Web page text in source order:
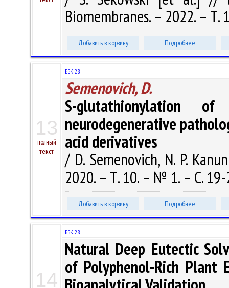
Biomembranes. – 2022. –
Добавить в корзину Подробнее
13
полный
текст
ББК 28.
Semenovich, D.
S-glutathionylation
neurodegenerative
acid derivatives
/ D. Semenovich, N. P.
2020. – Т. 10. – № 1. – С.
Добавить в корзину Подробнее
14
ББК 28
Natural Deep Eutectic
of Polyphenol-Rich Plant